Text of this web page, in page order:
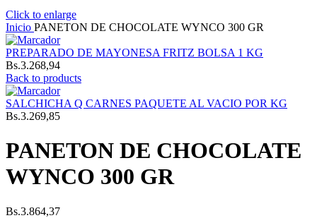
Click to enlarge
Inicio PANETON DE CHOCOLATE WYNCO 300 GR
PREPARADO DE MAYONESA FRITZ BOLSA 1 KG
Bs.3.268,94
Back to products
SALCHICHA Q CARNES PAQUETE AL VACIO POR KG
Bs.3.269,85
PANETON DE CHOCOLATE
WYNCO 300 GR
Bs.3.864,37